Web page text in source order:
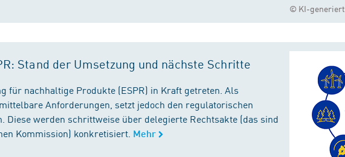
© KI-generiert
Stand der Umsetzung und nächste Schritte
für nachhaltige Produkte (ESPR) in Kraft getreten. Als
Anforderungen, setzt jedoch den regulatorischen
werden schrittweise über delegierte Rechtsakte (das sind
Kommission) konkretisiert. Mehr